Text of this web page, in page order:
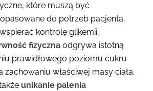
które muszą być
do potrzeb pacjenta,
kontrolę glikemii.
fizycznaodgrywa istotną
prawidłowego poziomu cukru
zachowaniu właściwej masy ciała.
unikanie palenia